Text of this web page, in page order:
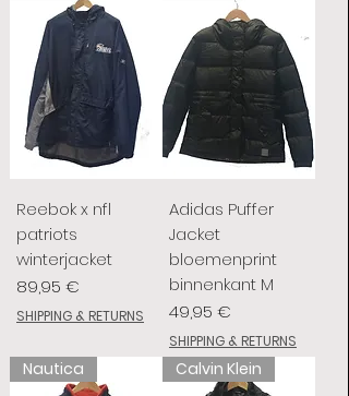
Reebok x nfl
patriots
winterjacket
Prix
89,95 €
SHIPPING & RETURNS
Adidas Puffer
Jacket
bloemenprint
binnenkant M
Prix
49,95 €
SHIPPING & RETURNS
Nautica Calvin Klein